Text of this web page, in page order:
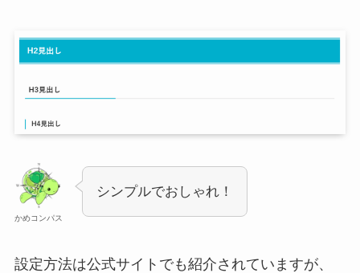
かめコンパス
シンプルでおしゃれ！
設定方法は公式サイトでも紹介されていますが、